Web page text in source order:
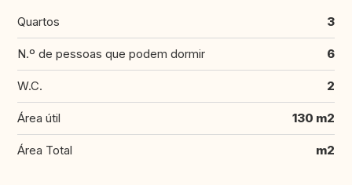
Quartos 3
N.º de pessoas que podem dormir 6
W.C. 2
Área útil 130 m2
Área Total m2